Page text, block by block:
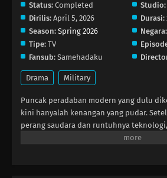
Status: Completed Studio:
Dirilis: April 5, 2026 Durasi:
Season: Spring 2026 Negara:
Tipe: TV
Fansub: Samehadaku
Drama Military
Puncak peradaban modern yang dulu
kini hanyalah kenangan yang pudar.
perang saudara dan runtuhnya
ke era pasca‑Meiji yang terbelah menjadi